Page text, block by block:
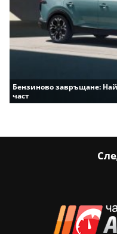
Бензиново завръщане:
част